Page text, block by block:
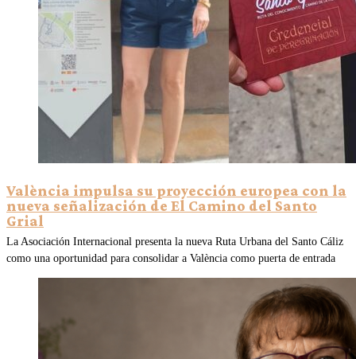
València impulsa su proyección europea con la
nueva señalización de El Camino del Santo
Grial
La Asociación Internacional presenta la nueva Ruta Urbana del Santo Cáliz
como una oportunidad para consolidar a València como puerta de entrada